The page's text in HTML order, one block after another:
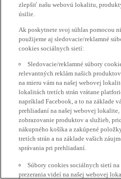
zlepšiť našu webovú lokalitu,
úsilie.
Ak poskytnete svoj súhlas pomocou
použijeme aj sledovacie/reklamné
cookies sociálnych sietí:
Sledovacie/reklamné súbory
relevantných reklám našich
na mieru vám na našej webovej
lokalitách tretích strán vrátane
napríklad Facebook, a to na základe
prehliadaní na našej webovej
zobrazovanie produktov a služieb,
nákupného košíka a zakúpené
tretích strán a na základe vašich
správania pri prehliadaní.
Súbory cookies sociálnych sietí
prezerania videí na našej webovej